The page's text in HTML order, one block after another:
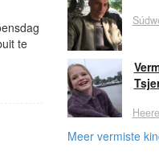
te
Meer vermiste